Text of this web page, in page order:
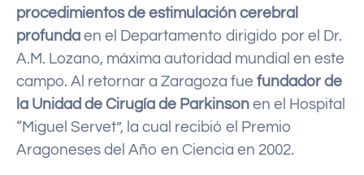
procedimientos de estimulación cerebral
profunda en el Departamento dirigido por el Dr.
A.M. Lozano, máxima autoridad mundial en este
campo. Al retornar a Zaragoza fue fundador de
la Unidad de Cirugía de Parkinson en el Hospital
“Miguel Servet”, la cual recibió el Premio
Aragoneses del Año en Ciencia en 2002.